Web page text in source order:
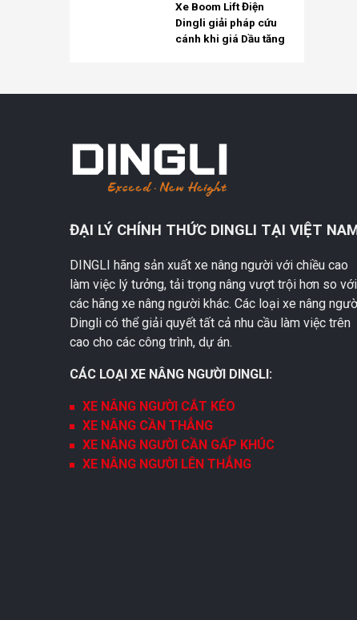
Xe Boom Lift Điện
Dingli giải pháp cứu
cánh khi giá Dầu tăng
ĐẠI LÝ CHÍNH THỨC DINGLI TẠI VIỆT
DINGLI hãng sản xuất xe nâng người với chiều cao
làm việc lý tưởng, tải trọng nâng vượt trội hơn so với
các hãng xe nâng người khác. Các loại xe nâng
Dingli có thể giải quyết tất cả nhu cầu làm việc trên
cao cho các công trình, dự án.
CÁC LOẠI XE NÂNG NGƯỜI DINGLI:
XE NÂNG NGƯỜI CẮT KÉO
XE NÂNG CẦN THẲNG
XE NÂNG NGƯỜI CẦN GẤP KHÚC
XE NÂNG NGƯỜI LÊN THẲNG